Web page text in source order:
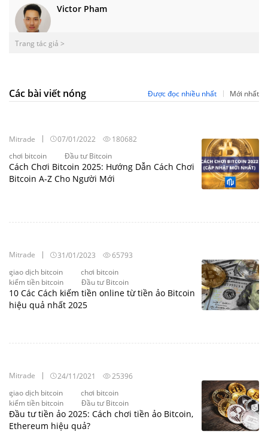
Victor Pham
Trang tác giả >
Các bài viết nóng Được đọc nhiều nhất Mới nhất
Cách Chơi Bitcoin 2025: Hướng Dẫn Cách Chơi
Bitcoin A-Z Cho Người Mới
Mitrade 07/01/2022
180682
chơi bitcoin
Đầu tư Bitcoin
10 Các Cách kiếm tiền online từ tiền ảo Bitcoin
hiệu quả nhất 2025
Mitrade 31/01/2023
65793
giao dịch bitcoin
chơi bitcoin
kiếm tiền bitcoin
Đầu tư Bitcoin
Đầu tư tiền ảo 2025: Cách chơi tiền ảo Bitcoin,
Ethereum hiệu quả?
Mitrade 24/11/2021
25396
giao dịch bitcoin
chơi bitcoin
kiếm tiền bitcoin
Đầu tư Bitcoin